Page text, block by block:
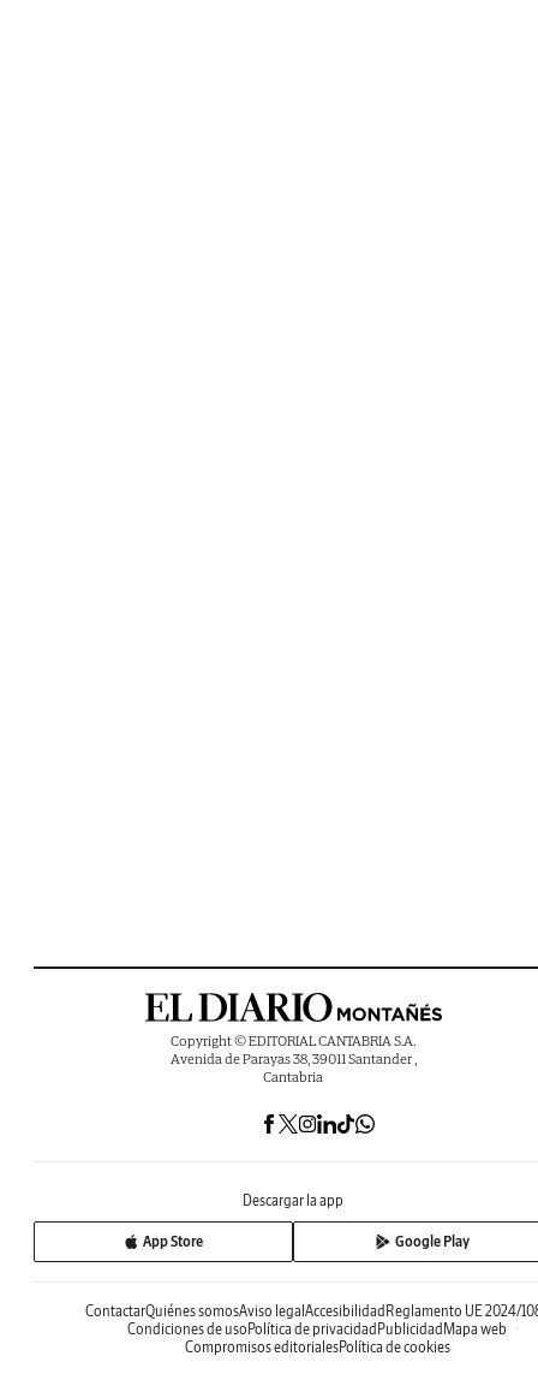
Copyright © EDITORIAL CANTABRIA S.A.
Avenida de Parayas 38, 39011 Santander ,
Cantabria
Descargar la app
App Store Google Play
ContactarQuiénes somosAviso legalAccesibilidadReglamento UE 2024/
Condiciones de usoPolítica de privacidadPublicidadMapa web
Compromisos editorialesPolítica de cookies